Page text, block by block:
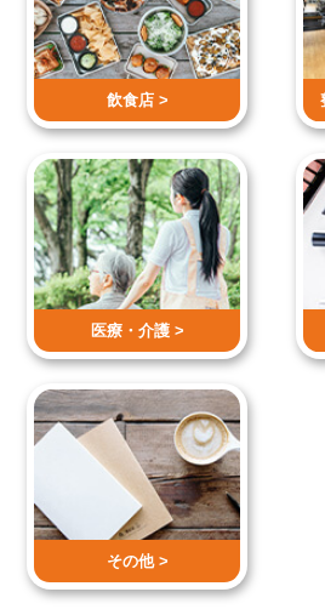
飲食店 >
医療・介護 >
その他 >